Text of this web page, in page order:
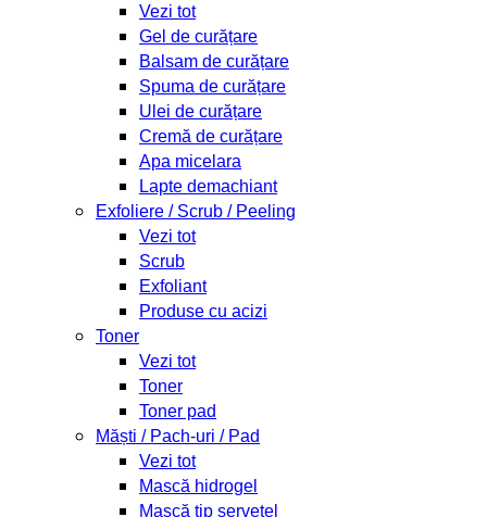
Vezi tot
Gel de curățare
Balsam de curățare
Spuma de curățare
Ulei de curățare
Cremă de curățare
Apa micelara
Lapte demachiant
Exfoliere / Scrub / Peeling
Vezi tot
Scrub
Exfoliant
Produse cu acizi
Toner
Vezi tot
Toner
Toner pad
Măști / Pach-uri / Pad
Vezi tot
Mască hidrogel
Mască tip șervețel